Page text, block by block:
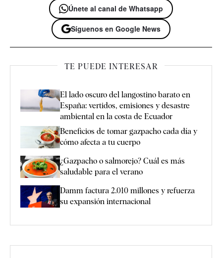
Únete al canal de Whatsapp
Síguenos en Google News
TE PUEDE INTERESAR
El lado oscuro del langostino barato en
España: vertidos, emisiones y desastre
ambiental en la costa de Ecuador
Beneficios de tomar gazpacho cada día y
cómo afecta a tu cuerpo
¿Gazpacho o salmorejo? Cuál es más
saludable para el verano
Damm factura 2.010 millones y refuerza
su expansión internacional